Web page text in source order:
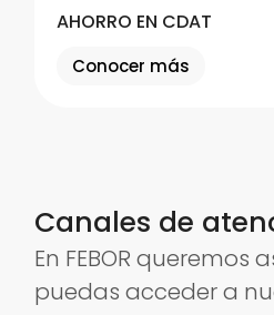
AHORRO EN CDAT
Conocer más
Canales de
En FEBOR queremos
puedas acceder a